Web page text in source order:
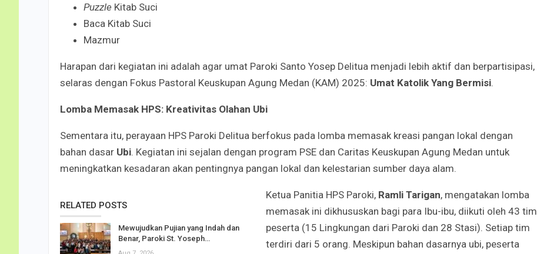
Puzzle Kitab Suci
Baca Kitab Suci
Mazmur
Harapan dari kegiatan ini adalah agar umat Paroki Santo Yosep Delitua menjadi lebih aktif dan berpartisipasi,
selaras dengan Fokus Pastoral Keuskupan Agung Medan (KAM) 2025: Umat Katolik Yang Bermisi.
Lomba Memasak HPS: Kreativitas Olahan Ubi
Sementara itu, perayaan HPS Paroki Delitua berfokus pada lomba memasak kreasi pangan lokal dengan
bahan dasar Ubi. Kegiatan ini sejalan dengan program PSE dan Caritas Keuskupan Agung Medan untuk
meningkatkan kesadaran akan pentingnya pangan lokal dan kelestarian sumber daya alam.
RELATED POSTS
Mewujudkan Pujian yang Indah dan
Benar, Paroki St. Yoseph…
Ketua Panitia HPS Paroki, Ramli Tarigan, mengatakan lomba
memasak ini dikhususkan bagi para Ibu-ibu, diikuti oleh 43 tim
peserta (15 Lingkungan dari Paroki dan 28 Stasi). Setiap tim
terdiri dari 5 orang. Meskipun bahan dasarnya ubi, peserta